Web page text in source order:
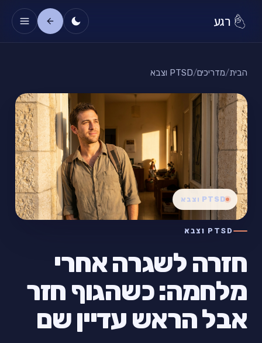
רגע
הבית/מדריכים/PTSD וצבא
PTSD וצבא
חזרה לשגרה אחרי
מלחמה: כשהגוף חזר
אבל הראש עדיין שם
PTSD וצבא